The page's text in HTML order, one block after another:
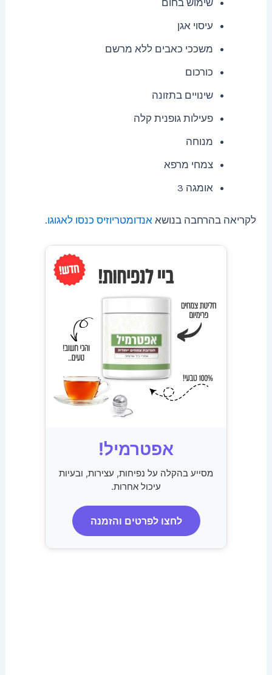
עיסוי אגן
משככי כאבים ללא מרשם
כורכום
שינויים בתזונה
פעילות גופנית קלה
מנוחה
צמחי מרפא
אומגה 3
לקריאה בהרחבה בנושאאנדומטריוזיס כנסו לאגוגו.
אפטרמיל!
מסייע בהקלה על נפיחות, עצירות, ובעיות
עיכול אחרות.
לחצו לפרטים והזמנה